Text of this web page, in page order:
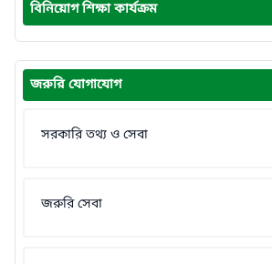
বিনিয়োগ শিক্ষা কার্যক্রম
জরুরি যোগাযোগ
সরকারি তথ্য ও সেবা
জরুরি সেবা